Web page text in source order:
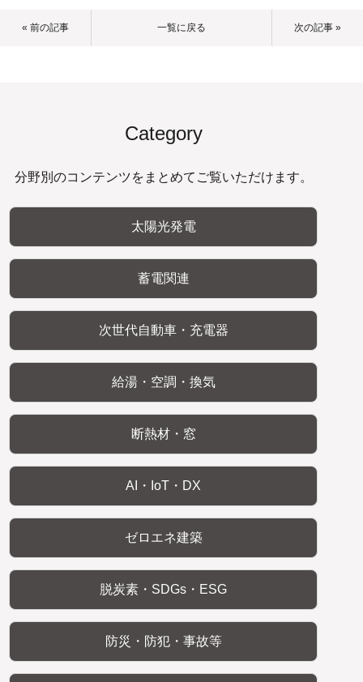
« 前の記事 一覧に戻る 次の記事 »
Category
分野別のコンテンツをまとめてご覧いただけます。
太陽光発電
蓄電関連
次世代自動車・充電器
給湯・空調・換気
断熱材・窓
AI・IoT・DX
ゼロエネ建築
脱炭素・SDGs・ESG
防災・防犯・事故等